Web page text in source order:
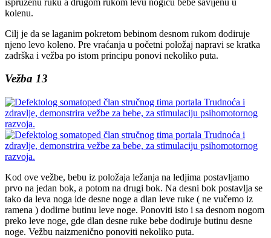
kolenu.
Cilj je da se laganim pokretom bebinom desnom rukom dodiruje
njeno levo koleno. Pre vraćanja u početni položaj napravi se kratka
zadrška i vežba po istom principu ponovi nekoliko puta.
Vežba 13
Kod ove vežbe, bebu iz položaja ležanja na ledjima postavljamo
prvo na jedan bok, a potom na drugi bok. Na desni bok postavlja se
tako da leva noga ide desne noge a dlan leve ruke ( ne vučemo iz
ramena ) dodirne butinu leve noge. Ponoviti isto i sa desnom nogom
preko leve noge, gde dlan desne ruke bebe dodiruje butinu desne
noge. Vežbu naizmenično ponoviti nekoliko puta.